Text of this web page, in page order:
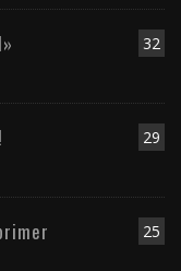
32
29
25